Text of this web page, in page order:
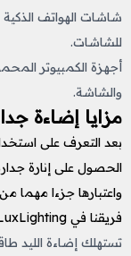
شاشات الهواتف
للشاشات.
أجهزة الكمبيوتر
والشاشة.
مزايا إضاءة
بعد التعرف على
الحصول على إنارة
واعتبارها جزءا مهما
فريقنا في LuxLighting، أهم تلك المزايا:
تستهلك إضاءة الليد